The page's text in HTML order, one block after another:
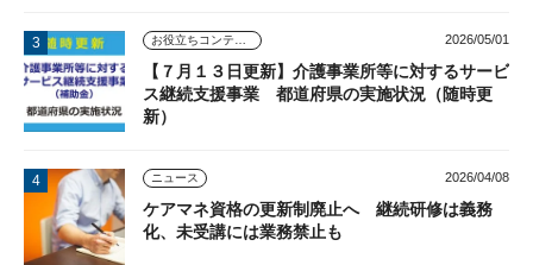
お役立ちコンテンツ 2026/05/01
【７月１３日更新】介護事業所等に対するサービ
ス継続支援事業 都道府県の実施状況（随時更
新）
ニュース 2026/04/08
ケアマネ資格の更新制廃止へ 継続研修は義務
化、未受講には業務禁止も